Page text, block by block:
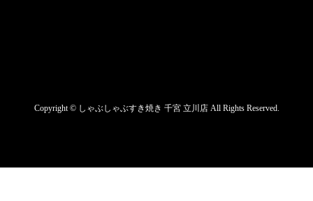
Copyright © しゃぶしゃぶすき焼き 千宮 立川店 All Rights Reserved.